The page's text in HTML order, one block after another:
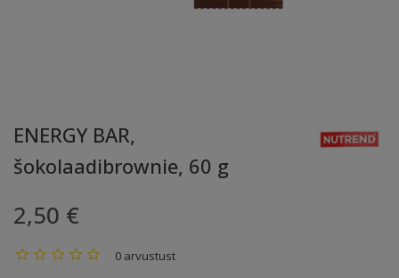
ENERGY BAR,
šokolaadibrownie, 60 g
2,50 €
0 arvustust